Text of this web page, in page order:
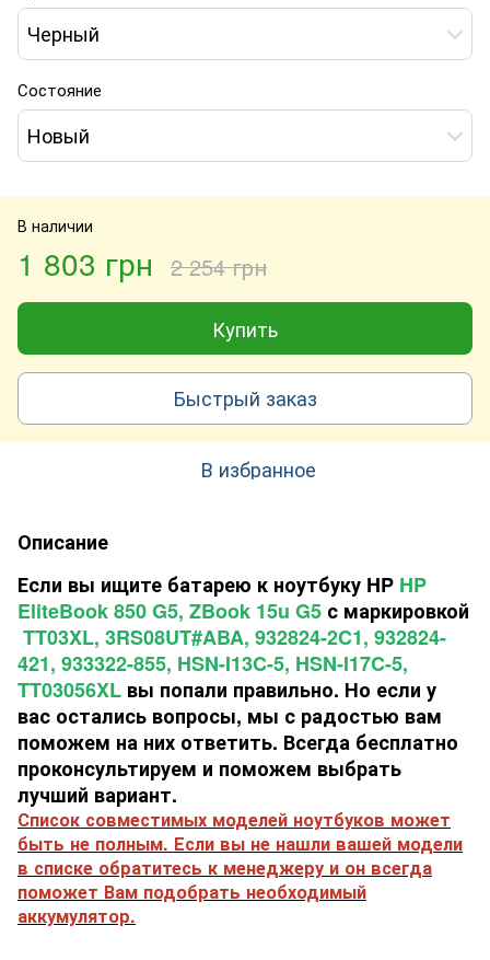
Черный
Состояние
Новый
В наличии
1 803 грн 2 254 грн
Купить
Быстрый заказ
В избранное
Описание
Если вы ищите батарею к ноутбуку HP HP
EliteBook 850 G5, ZBook 15u G5 с маркировкой
TT03XL, 3RS08UT#ABA, 932824-2C1, 932824-
421, 933322-855, HSN-I13C-5, HSN-I17C-5,
TT03056XL вы попали правильно. Но если у
вас остались вопросы, мы с радостью вам
поможем на них ответить. Всегда бесплатно
проконсультируем и поможем выбрать
лучший вариант.
Список совместимых моделей ноутбуков может
быть не полным. Если вы не нашли вашей модели
в списке обратитесь к менеджеру и он всегда
поможет Вам подобрать необходимый
аккумулятор.